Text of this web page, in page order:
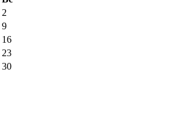
2
9
16
23
30